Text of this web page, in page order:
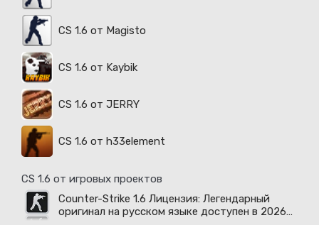
CS 1.6 от Magisto
CS 1.6 от Kaybik
CS 1.6 от JERRY
CS 1.6 от h33element
CS 1.6 от игровых проектов
Counter-Strike 1.6 Лицензия: Легендарный
оригинал на русском языке доступен в 2026